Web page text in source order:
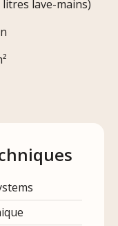
lave-mains)